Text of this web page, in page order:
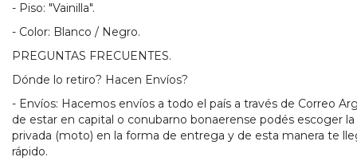
- Piso: "Vainilla".
- Color: Blanco / Negro.
PREGUNTAS FRECUENTES.
Dónde lo retiro? Hacen Envíos?
- Envíos: Hacemos envíos a todo el país a través de Correo
de estar en capital o conubarno bonaerense podés escoger
privada (moto) en la forma de entrega y de esta manera te
rápido.